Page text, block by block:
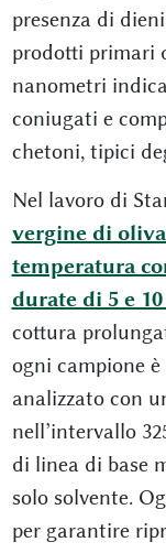
presenza di
prodotti primari
nanometri
coniugati e
chetoni, tipici
Nel lavoro di
vergine di
temperatura
durate di 5 e
cottura
ogni campione
analizzato con
nell’intervallo
di linea di base
solo solvente.
per garantire